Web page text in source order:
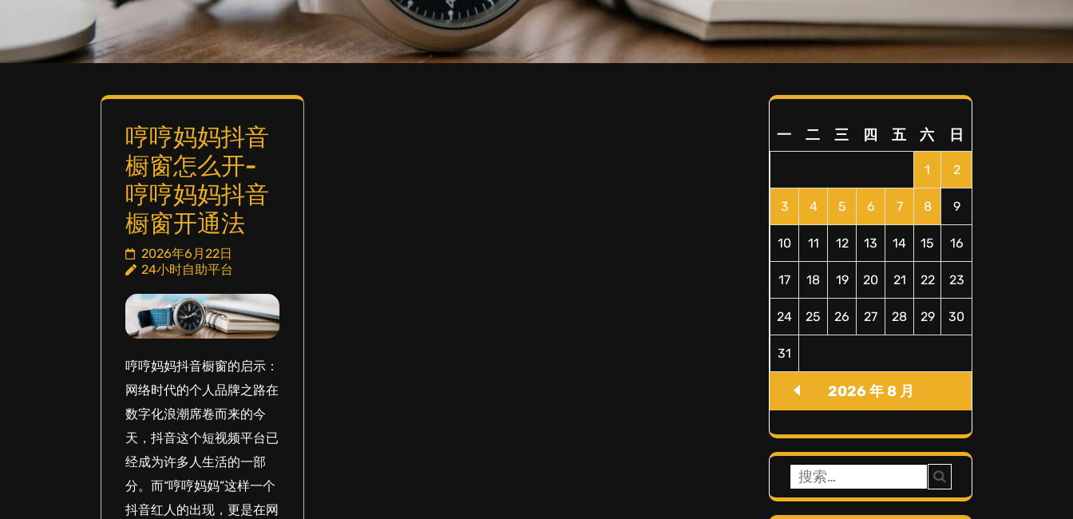
哼哼妈妈抖音
橱窗怎么开-
哼哼妈妈抖音
橱窗开通法
2026年6月22日
24小时自助平台
哼哼妈妈抖音橱窗的启示：
网络时代的个人品牌之路在
数字化浪潮席卷而来的今
天，抖音这个短视频平台已
经成为许多人生活的一部
分。而“哼哼妈妈”这样一个
抖音红人的出现，更是在网
2026 年 8 月
一 二 三 四 五 六 日
1 2
3 4 5 6 7 8 9
10 11 12 13 14 15 16
17 18 19 20 21 22 23
24 25 26 27 28 29 30
31
搜
索：